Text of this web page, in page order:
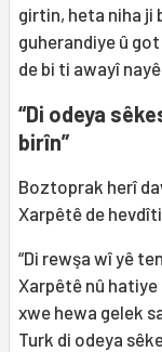
girtin, heta niha ji
guherandiye û got
de bi ti awayî
“Di odeya
birîn”
Boztoprak herî
Xarpêtê de
“Di rewşa wî yê
Xarpêtê nû
xwe hewa gelek
Turk di odeya